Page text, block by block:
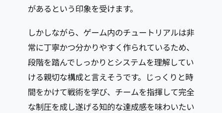
があるという印象を受けます。
しかしながら、ゲーム内のチュートリアルは非
常に丁寧かつ分かりやすく作られているため、
段階を踏んでしっかりとシステムを理解してい
ける親切な構成と言えそうです。じっくりと時
間をかけて戦術を学び、チームを指揮して完全
な制圧を成し遂げる知的な達成感を味わいたい